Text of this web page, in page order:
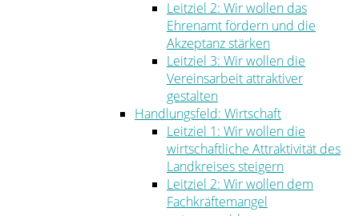
Leitziel 2: Wir wollen das
Ehrenamt fördern und die
Akzeptanz stärken
Leitziel 3: Wir wollen die
Vereinsarbeit attraktiver
gestalten
Handlungsfeld: Wirtschaft
Leitziel 1: Wir wollen die
wirtschaftliche Attraktivität des
Landkreises steigern
Leitziel 2: Wir wollen dem
Fachkräftemangel